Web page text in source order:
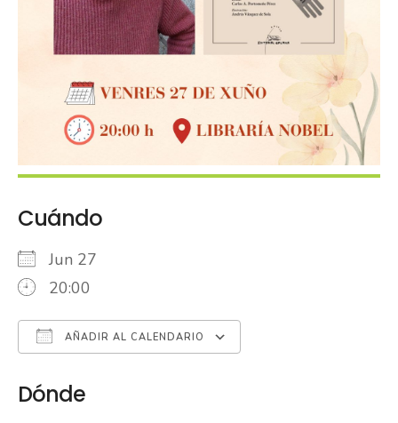
Cuándo
Jun 27
20:00
AÑADIR AL CALENDARIO
Dónde